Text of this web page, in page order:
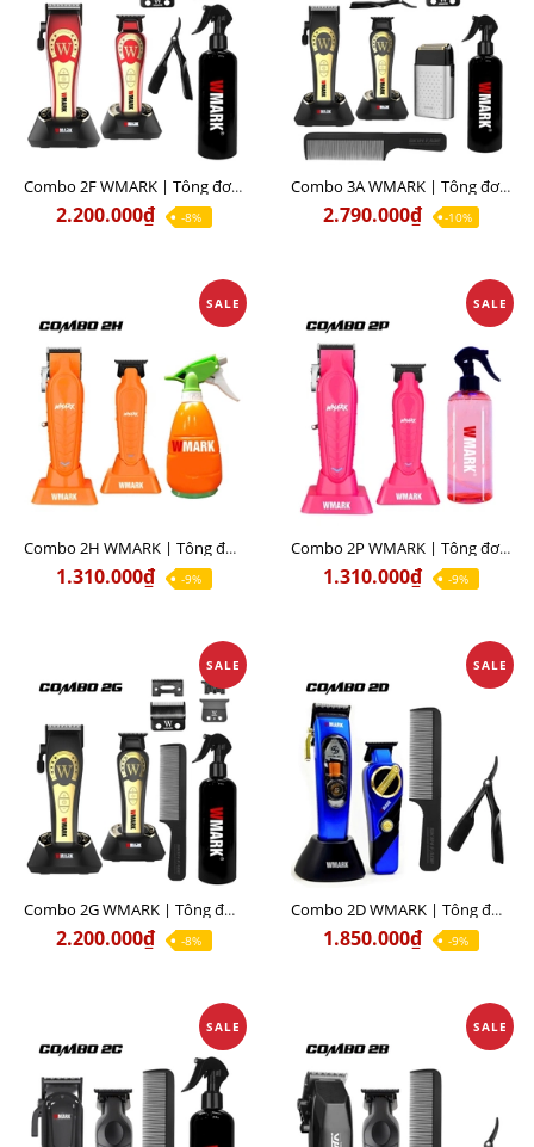
Combo 2F WMARK | Tông đơ cắt NG-8030 + Tông viền NG-8230
2.200.000₫ -8%
Combo 3A WMARK | Tông đơ pin cắt tóc NG-8030 + Tông đơ viền NG-8230 + Cạo khô NG-998
2.790.000₫ -10%
SALE
Combo 2H WMARK | Tông đơ lưỡi đơn NG-139 + Tông đơ viền NG-339
1.310.000₫ -9%
SALE
Combo 2P WMARK | Tông đơ pin lưỡi đơn NG-139 + Tông đơ viền NG-339
1.310.000₫ -9%
SALE
Combo 2G WMARK | Tông đơ pin cắt tóc NG-8030 + Tông đơ viền NG-8230
2.200.000₫ -8%
SALE
Combo 2D WMARK | Tông đơ pin cắt tóc NG-9004 + Tông đơ viền NG-9213
1.850.000₫ -9%
SALE SALE